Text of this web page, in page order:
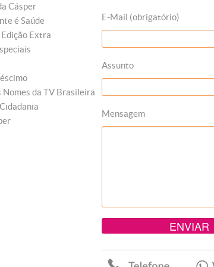
Cásper
é Saúde
Extra
Nomes da TV Brasileira
E-Mail (obrigatório)
Assunto
Mensagem